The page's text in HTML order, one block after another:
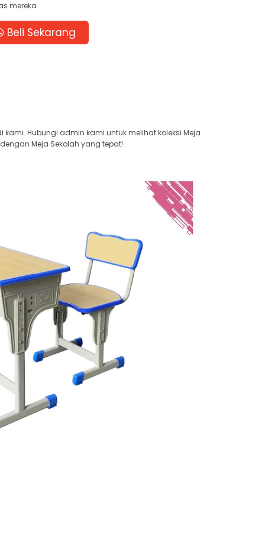
mereka
Beli Sekarang
kami. Hubungi admin kami untuk melihat koleksi Meja
Meja Sekolah yang tepat!